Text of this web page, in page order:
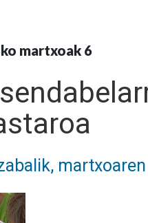
martxoak 6